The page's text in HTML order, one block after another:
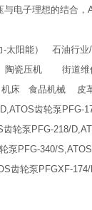
电子理想的结合
阳能） 石油行
陶瓷压机 街道
食品机械 皮革
齿轮泵PFG-
轮泵PFG-218/
泵PFG-340/
齿轮泵PFGXF-